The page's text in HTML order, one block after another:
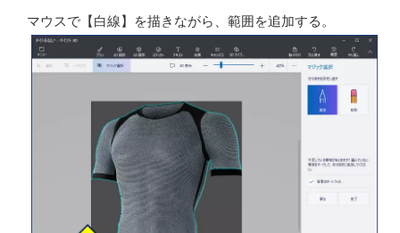
画像の下部が切り抜きの対象から除外されているので、
「切り抜きを設定し直す」の「追加」をクリックする。